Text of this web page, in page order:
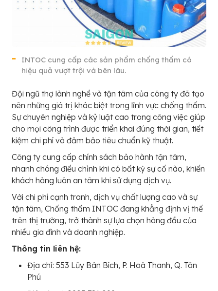
INTOC cung cấp các sản phẩm chống thấm có
hiệu quả vượt trội và bên lâu.
Đội ngũ thợ lành nghề và tận tâm của công ty đã tạo
nên những giá trị khác biệt trong lĩnh vực chống thấm.
Sự chuyên nghiệp và kỷ luật cao trong công việc giúp
cho mọi công trình được triển khai đúng thời gian, tiết
kiệm chi phí và đảm bảo tiêu chuẩn kỹ thuật.
Công ty cung cấp chính sách bảo hành tận tâm,
nhanh chóng điều chỉnh khi có bất kỳ sự cố nào, khiến
khách hàng luôn an tâm khi sử dụng dịch vụ.
Với chi phí cạnh tranh, dịch vụ chất lượng cao và sự
tận tâm, Chống thấm INTOC đang khẳng định vị thế
trên thị trường, trở thành sự lựa chọn hàng đầu của
nhiều gia đình và doanh nghiệp.
Thông tin liên hệ:
Địa chỉ: 553 Lũy Bán Bích, P. Hoà Thanh, Q. Tân
Phú